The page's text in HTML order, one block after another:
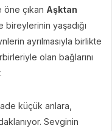
öne çıkan Aşktan
bireylerinin yaşadığı
ayrılmasıyla birlikte
olan bağlarını
küçük anlara,
Sevginin